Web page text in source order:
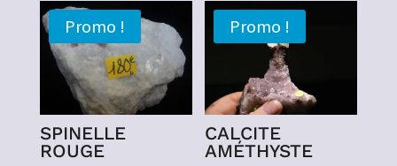
Promo !
SPINELLE
ROUGE
Promo !
CALCITE
AMÉTHYSTE